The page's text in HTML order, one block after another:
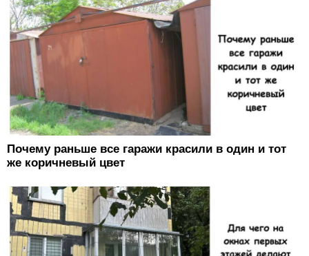
Почему раньше все гаражи красили в один и тот
же коричневый цвет